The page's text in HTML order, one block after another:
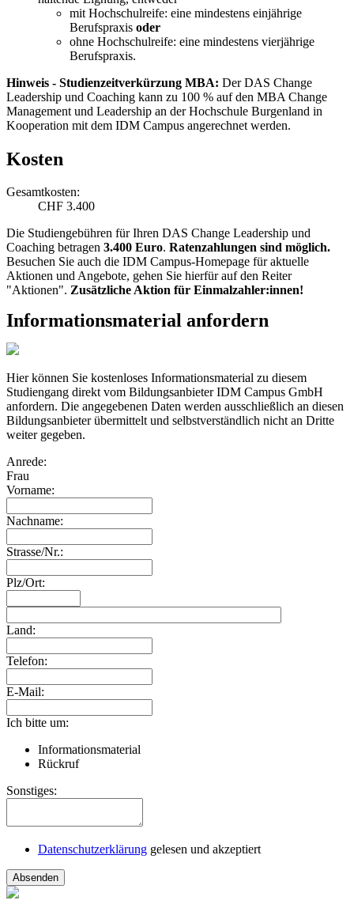
mit Hochschulreife: eine mindestens einjährige
Berufspraxis oder
ohne Hochschulreife: eine mindestens vierjährige
Berufspraxis.
Hinweis - Studienzeitverkürzung MBA: Der DAS Change
Leadership und Coaching kann zu 100 % auf den MBA Change
Management und Leadership an der Hochschule Burgenland in
Kooperation mit dem IDM Campus angerechnet werden.
Kosten
Gesamtkosten:
CHF 3.400
Die Studiengebühren für Ihren DAS Change Leadership und
Coaching betragen 3.400 Euro. Ratenzahlungen sind möglich.
Besuchen Sie auch die IDM Campus-Homepage für aktuelle
Aktionen und Angebote, gehen Sie hierfür auf den Reiter
"Aktionen". Zusätzliche Aktion für Einmalzahler:innen!
Informationsmaterial anfordern
Hier können Sie kostenloses Informationsmaterial zu diesem
Studiengang direkt vom Bildungsanbieter IDM Campus GmbH
anfordern. Die angegebenen Daten werden ausschließlich an diesen
Bildungsanbieter übermittelt und selbstverständlich nicht an Dritte
weiter gegeben.
Anrede:
Frau
Vorname:
Nachname:
Strasse/Nr.:
Plz/Ort:
Land:
Telefon:
E-Mail:
Ich bitte um:
Informationsmaterial
Rückruf
Sonstiges:
Datenschutzerklärung gelesen und akzeptiert
Absenden